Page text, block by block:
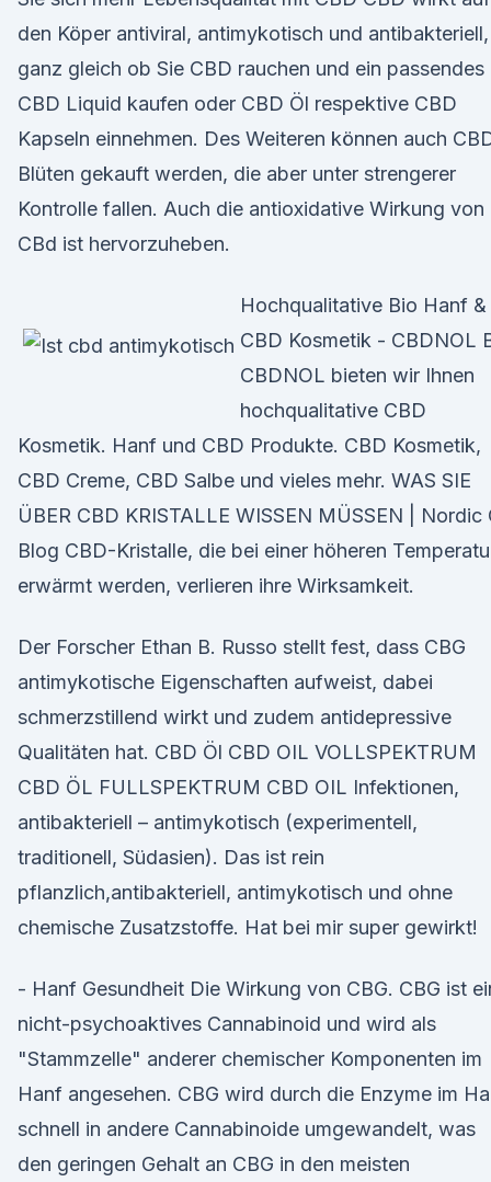
den Köper antiviral, antimykotisch und antibakteriell,
ganz gleich ob Sie CBD rauchen und ein passendes
CBD Liquid kaufen oder CBD Öl respektive CBD
Kapseln einnehmen. Des Weiteren können auch
Blüten gekauft werden, die aber unter strengerer
Kontrolle fallen. Auch die antioxidative Wirkung von
CBd ist hervorzuheben.
Hochqualitative Bio Hanf &
CBD Kosmetik - CBDNOL
CBDNOL bieten wir Ihnen
hochqualitative CBD
Kosmetik. Hanf und CBD Produkte. CBD Kosmetik,
CBD Creme, CBD Salbe und vieles mehr. WAS SIE
ÜBER CBD KRISTALLE WISSEN MÜSSEN | Nordic
Blog CBD-Kristalle, die bei einer höheren
erwärmt werden, verlieren ihre Wirksamkeit.
Der Forscher Ethan B. Russo stellt fest, dass CBG
antimykotische Eigenschaften aufweist, dabei
schmerzstillend wirkt und zudem antidepressive
Qualitäten hat. CBD Öl CBD OIL VOLLSPEKTRUM
CBD ÖL FULLSPEKTRUM CBD OIL Infektionen,
antibakteriell – antimykotisch (experimentell,
traditionell, Südasien). Das ist rein
pflanzlich,antibakteriell, antimykotisch und ohne
chemische Zusatzstoffe. Hat bei mir super gewirkt!
- Hanf Gesundheit Die Wirkung von CBG. CBG ist
nicht-psychoaktives Cannabinoid und wird als
"Stammzelle" anderer chemischer Komponenten im
Hanf angesehen. CBG wird durch die Enzyme im
schnell in andere Cannabinoide umgewandelt, was
den geringen Gehalt an CBG in den meisten